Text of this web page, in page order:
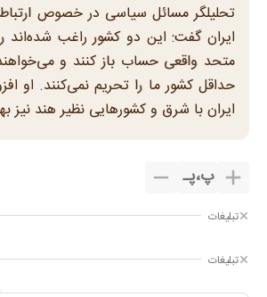
تحلیلگر مسائل سیاسی در خصوص
ایران گفت: این دو کشور راغب شده‌اند
متحد واقعی حساب باز کنند و
حداقل کشور ما را تحریم نمی‌کنند. او
ایران با شرق و کشورهایی نظیر هند نیز
پ،پـ
تبلیغات
تبلیغات